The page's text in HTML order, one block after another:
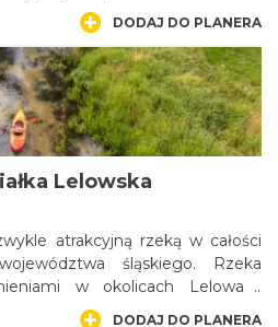
plener znakomitych możliwości
oraz dział MICE
ds. organizacji wydarzeń
DODAJ DO PLANERA
Lelowska
atrakcyjną rzeką w całości
śląskiego. Rzeka
w okolicach Lelowa i
po pokonaniu 26,6km. Białka
DODAJ DO PLANERA